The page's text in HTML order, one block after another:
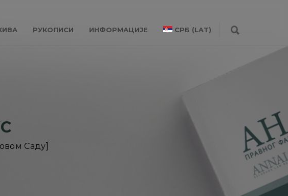
РУКОПИСИ ИНФОРМАЦИЈЕ СРБ (LAT)
Саду]